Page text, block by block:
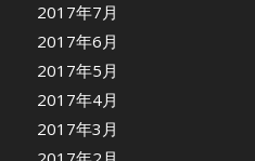
2017年7月
2017年6月
2017年5月
2017年4月
2017年3月